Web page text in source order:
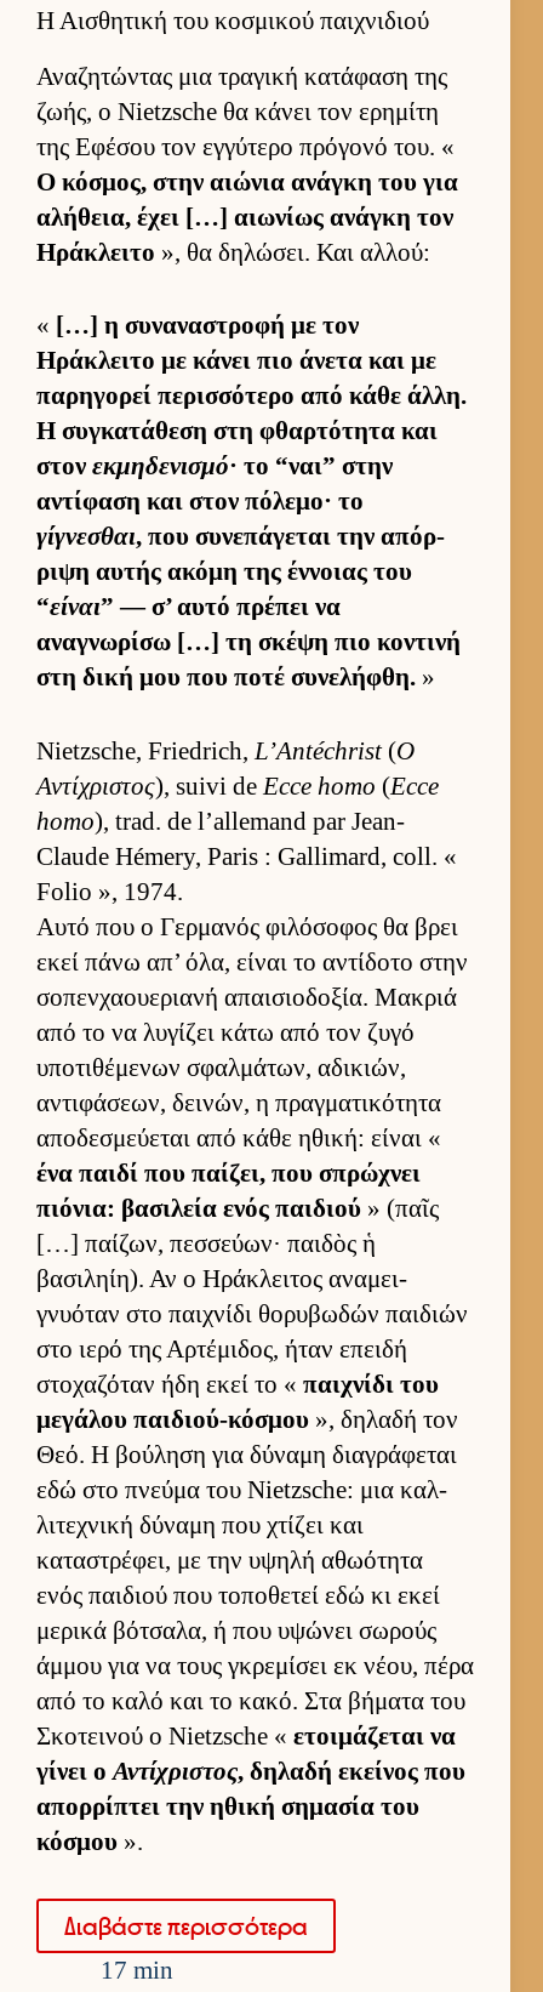
Η Αισθητική του κοσμικού παιχνιδιού
Αναζητώντας μια τραγική κατάφαση της
ζωής, ο Nietzsche θα κάνει τον ερημίτη
της Εφέσου τον εγ­γύτερο πρόγονό του. «
Ο κόσμος, στην αιώνια ανάγκη του για
αλήθεια, έχει […] αιω­νίως ανάγκη τον
Ηράκλειτο », θα δηλώσει. Και αλ­λού:
« […] η συναναστροφή με τον
Ηράκλειτο με κάνει πιο άνετα και με
παρηγορεί περισ­σότερο από κάθε άλ­λη.
Η συγκατάθεση στη φθαρ­τότητα και
στον εκμηδενισμό· το “ναι” στην
αντίφαση και στον πόλεμο· το
γίγνεσθαι, που συνεπάγεται την απόρ­
ριψη αυ­τής ακόμη της έν­νοιας του
“είναι” — σ’ αυτό πρέπει να
αναγνωρίσω […] τη σκέψη πιο κοντινή
στη δική μου που ποτέ συνελήφθη. »
Nietzsche, Friedrich,L’Antéchrist(Ο
Αντίχριστος), suivi deEcce homo (Ecce
homo), trad. de l’allemand par Jean-
Claude Hémery, Paris : Gallimard, coll. «
Folio », 1974.
Αυτό που ο Γερ­μανός φιλόσοφος θα βρει
εκεί πάνω απ’ όλα, εί­ναι το αντίδοτο στην
σοπεν­χαου­εριανή απαι­σιο­δοξία. Μακριά
από το να λυγίζει κάτω από τον ζυγό
υποτιθέμενων σφαλ­μάτων, αδικιών,
αντιφάσεων, δει­νών, η πραγ­ματικότητα
αποδεσμεύ­εται από κάθε ηθική: εί­ναι «
ένα παιδί που παί­ζει, που σπρώχνει
πιόνια: βασιλεία ενός παι­διού » (παῖς
[…] παί­ζων, πεσ­σεύ­ων· παι­δὸς ἡ
βασιληίη). Αν ο Ηράκλει­τος αναμει­
γνυόταν στο παι­χνίδι θορυβωδών παι­διών
στο ιερό της Αρ­τέμιδος, ήταν επειδή
στοχαζόταν ήδη εκεί το « παι­χνίδι του
μεγάλου παι­διού-κόσμου », δηλαδή τον
Θεό. Η βού­ληση για δύναμη δια­γράφεται
εδώ στο πνεύμα του Nietzsche: μια καλ­
λιτεχνική δύναμη που χτίζει και
καταστρέφει, με την υψηλή αθωότητα
ενός παι­διού που τοποθετεί εδώ κι εκεί
μερικά βότσαλα, ή που υψώνει σωρούς
άμ­μου για να τους γκρεμίσει εκ νέου, πέρα
από το καλό και το κακό. Στα βήματα του
Σκοτει­νού ο Nietzsche « ετοι­μάζεται να
γίνει οΑντίχριστος, δηλαδή εκεί­νος που
απορ­ρίπτει την ηθική σημασία του
κόσμου ».
Δια­βάστε περισ­σότερα
17 min